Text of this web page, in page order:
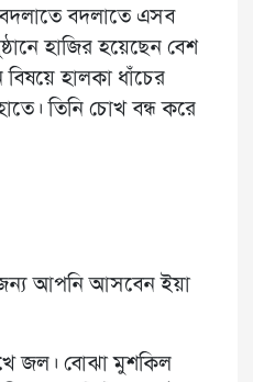
বদলাতে এসব
হাজির হয়েছেন বেশ
হালকা ধাঁচের
তিনি চোখ বন্ধ করে
জন্য আপনি আসবেন ইয়া
জল। বোঝা মুশকিল